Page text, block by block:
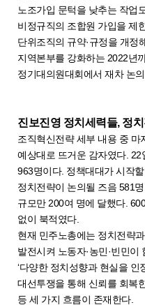
노조가입 문턱을 낮추는 작업
비정규직의 조합원 가입을 제
단위조직의 규약·규정을 개정
지역본부를 강화하는 2022년
정기대의원대회에서 재차 논의
진보진영 정치세력들, 정
조직혁신전략 세부 내용 중 마
예상대로 뜨거운 감자였다.
963명이다. 정책대대가 시작
정치전략이 논의될 즈음 581
규모만 200여 명에 달했다.
없이 북적였다.
현재 민주노총에는 정치전략
발전시켜 노동자·농민·빈민이
‘다양한 정치성향과 현실을 인
대선투쟁을 통해 신뢰를 회복
등 세 가지 흐름이 존재한다.